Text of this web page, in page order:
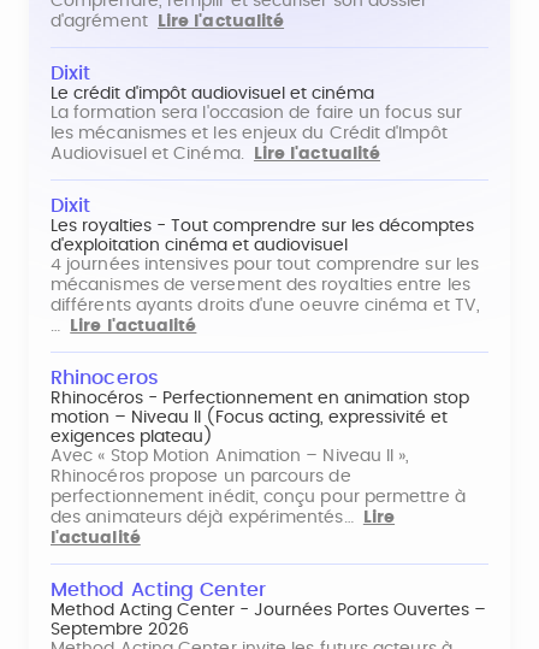
d'agrément
Lire l'actualité
Dixit
Le crédit d'impôt audiovisuel et cinéma
La formation sera l'occasion de faire un focus sur
les mécanismes et les enjeux du Crédit d'Impôt
Audiovisuel et Cinéma.
Lire l'actualité
Dixit
Les royalties - Tout comprendre sur les décomptes
d'exploitation cinéma et audiovisuel
4 journées intensives pour tout comprendre sur les
mécanismes de versement des royalties entre les
différents ayants droits d'une oeuvre cinéma et TV,
Lire l'actualité
Rhinoceros
Rhinocéros - Perfectionnement en animation stop
motion – Niveau II (Focus acting, expressivité et
exigences plateau)
Avec « Stop Motion Animation – Niveau II »,
Rhinocéros propose un parcours de
perfectionnement inédit, conçu pour permettre à
des animateurs déjà expérimentés…
Lire
l'actualité
Method Acting Center
Method Acting Center - Journées Portes Ouvertes –
Septembre 2026